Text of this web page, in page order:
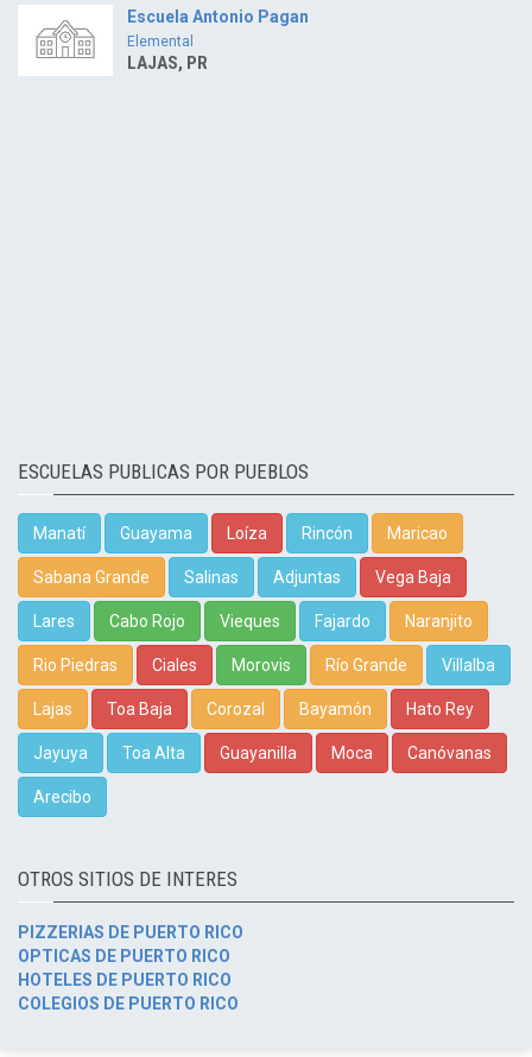
Escuela Antonio Pagan
Elemental
LAJAS, PR
ESCUELAS PUBLICAS POR PUEBLOS
Manatí Guayama Loíza Rincón Maricao
Sabana Grande Salinas Adjuntas Vega Baja
Lares Cabo Rojo Vieques Fajardo Naranjito
Rio Piedras Ciales Morovis Río Grande Villalba
Lajas Toa Baja Corozal Bayamón Hato Rey
Jayuya Toa Alta Guayanilla Moca Canóvanas
Arecibo
OTROS SITIOS DE INTERES
PIZZERIAS DE PUERTO RICO
OPTICAS DE PUERTO RICO
HOTELES DE PUERTO RICO
COLEGIOS DE PUERTO RICO